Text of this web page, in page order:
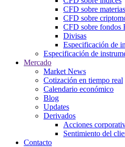
CFD sobre
CFD sobre
CFD sobre fondos
Divisas
Especificación de
Especificación de
Mercado
Market News
Cotización en tiempo real
Calendario económico
Blog
Updates
Derivados
Acciones
Sentimiento del
Contacto